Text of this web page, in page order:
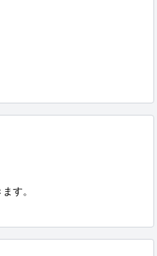
す。